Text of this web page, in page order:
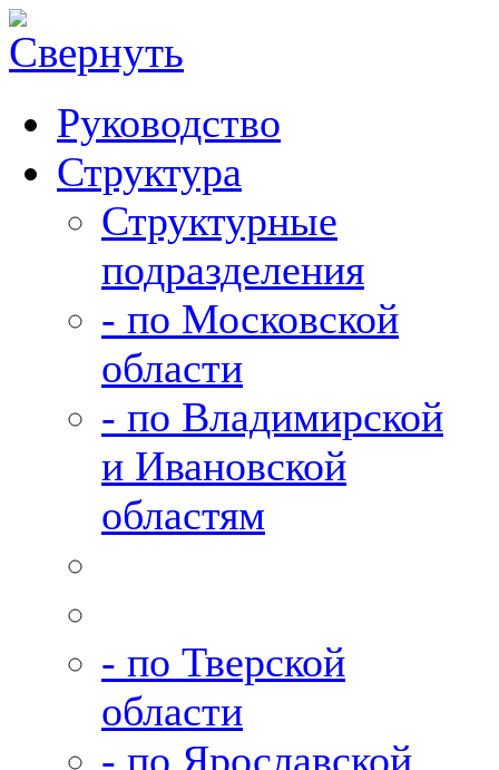
Руководство
Структура
Структурные
подразделения
- по Московской
области
- по Владимирской
и Ивановской
областям
- по Тверской
области
- по Ярославской